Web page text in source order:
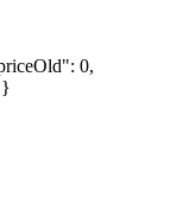
0,
}